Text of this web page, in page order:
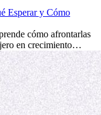
tu carrera,
perspectivas
Esperar y Cómo
cómo afrontarlas
en crecimiento